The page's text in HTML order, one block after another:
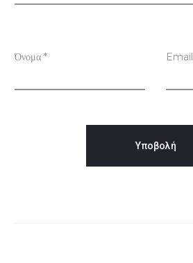
σ
ι
ς
Όνομα * Email